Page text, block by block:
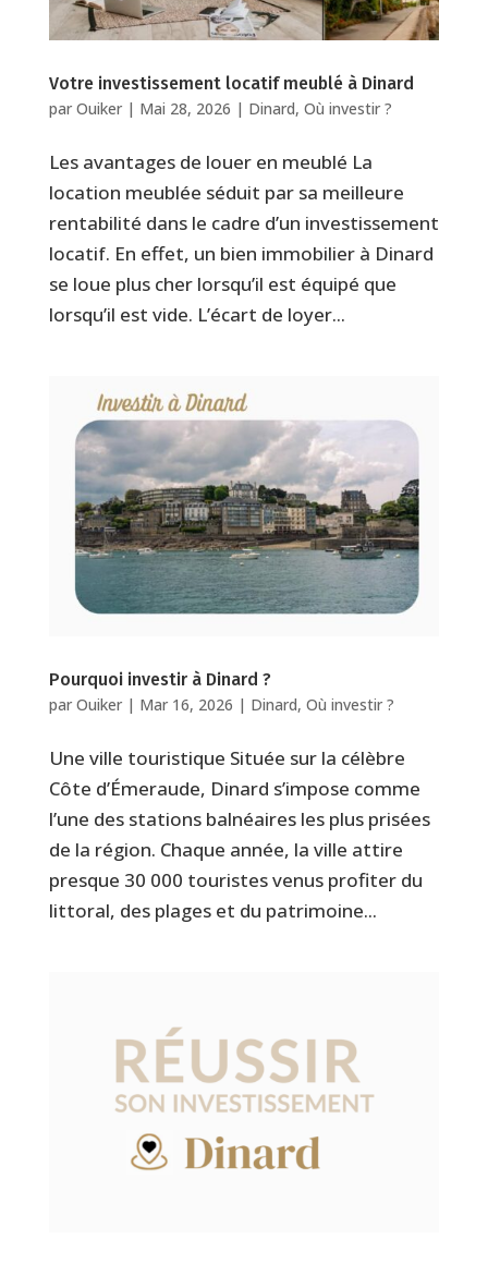
Votre investissement locatif meublé à Dinard
par Ouiker| Mai 28, 2026 | Dinard, Où investir ?
Les avantages de louer en meublé La
location meublée séduit par sa meilleure
rentabilité dans le cadre d’un investissement
locatif. En effet, un bien immobilier à Dinard
se loue plus cher lorsqu’il est équipé que
lorsqu’il est vide. L’écart de loyer...
Pourquoi investir à Dinard ?
par Ouiker| Mar 16, 2026 | Dinard, Où investir ?
Une ville touristique Située sur la célèbre
Côte d’Émeraude, Dinard s’impose comme
l’une des stations balnéaires les plus prisées
de la région. Chaque année, la ville attire
presque 30 000 touristes venus profiter du
littoral, des plages et du patrimoine...